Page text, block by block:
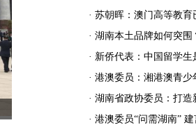
· 苏朝晖：澳门高等教
· 湖南本土品牌如何突
· 新侨代表：中国留学
· 港澳委员：湘港澳青
· 湖南省政协委员：打
· 港澳委员“问需湖南”